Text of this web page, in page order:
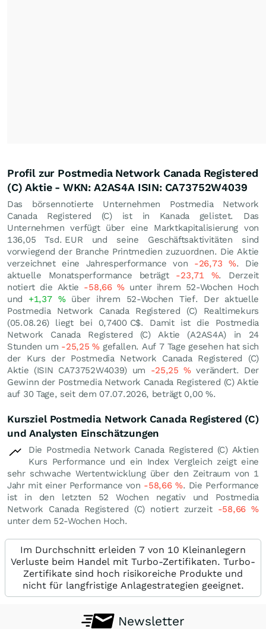
Profil zur Postmedia Network Canada Registered
(C) Aktie - WKN: A2AS4A ISIN: CA73752W4039
Das börsennotierte Unternehmen Postmedia Network
Canada Registered (C) ist in Kanada gelistet. Das
Unternehmen verfügt über eine Marktkapitalisierung von
136,05 Tsd. EUR und seine Geschäftsaktivitäten sind
vorwiegend der Branche Printmedien zuzuordnen. Die Aktie
verzeichnet eine Jahresperformance von -26,73 %. Die
aktuelle Monatsperformance beträgt -23,71 %. Derzeit
notiert die Aktie -58,66 %unter ihrem 52-Wochen Hoch
und +1,37 %über ihrem 52-Wochen Tief. Der aktuelle
Postmedia Network Canada Registered (C) Realtimekurs
(05.08.26) liegt bei 0,7400 C$. Damit ist die Postmedia
Network Canada Registered (C) Aktie (A2AS4A) in 24
Stunden um -25,25%gefallen. Auf 7 Tage gesehen hat sich
der Kurs der Postmedia Network Canada Registered (C)
Aktie (ISIN CA73752W4039) um -25,25%verändert. Der
Gewinn der Postmedia Network Canada Registered (C) Aktie
auf 30 Tage, seit dem 07.07.2026, beträgt 0,00 %.
Kursziel Postmedia Network Canada Registered (C)
und Analysten Einschätzungen
Die Postmedia Network Canada Registered (C) Aktien
Kurs Performance und ein Index Vergleich zeigt eine
sehr schwache Wertentwicklung über den Zeitraum von 1
Jahr mit einer Performance von -58,66 %. Die Performance
ist in den letzten 52 Wochen negativ und Postmedia
Network Canada Registered (C) notiert zurzeit -58,66%
unter dem 52-Wochen Hoch.
Im Durchschnitt erleiden 7 von 10 Kleinanlegern
Verluste beim Handel mit Turbo-Zertifikaten. Turbo-
Zertifikate sind hoch risikoreiche Produkte und
nicht für langfristige Anlagestrategien geeignet.
Newsletter